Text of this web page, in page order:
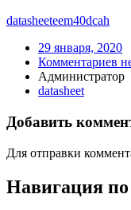
datasheeteem40dcah
29 января, 2020
Комментариев
Администратор
datasheet
Добавить
Для отправки
Навигация